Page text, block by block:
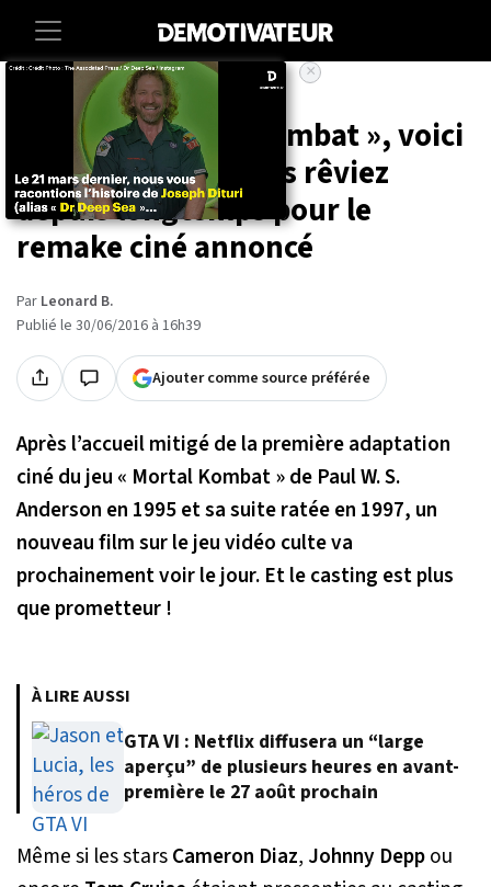
Entertainment
Fans de « Mortal Kombat », voici
le casting dont vous rêviez
depuis longtemps pour le
remake ciné annoncé
Par Leonard B.
Publié le 30/06/2016 à 16h39
Ajouter comme source préférée
Après l’accueil mitigé de la première adaptation
ciné du jeu « Mortal Kombat » de Paul W. S.
Anderson en 1995 et sa suite ratée en 1997, un
nouveau film sur le jeu vidéo culte va
prochainement voir le jour. Et le casting est plus
que prometteur !
À LIRE AUSSI
GTA VI : Netflix diffusera un “large
aperçu” de plusieurs heures en avant-
première le 27 août prochain
Même si les starsCameron Diaz, Johnny Deppou
×